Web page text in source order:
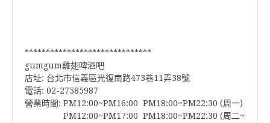
******************************
gumgum雞翅啤酒吧
店址: 台北市信義區光復南路473巷11弄38號
電話: 02-27585987
營業時間: PM12:00~PM16:00 PM18:00~PM22:30 (周一)
PM12:00~PM17:00 PM18:00~PM22:30 (周二~